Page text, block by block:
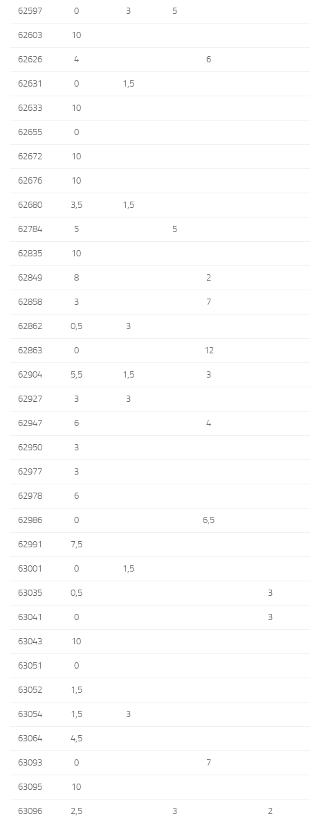
62597 0 3 5
62603 10
62626 4 6
62631 0 1,5
62633 10
62655 0
62672 10
62676 10
62680 3,5 1,5
62784 5 5
62835 10
62849 8 2
62858 3 7
62862 0,5 3
62863 0 12
62904 5,5 1,5 3
62927 3 3
62947 6 4
62950 3
62977 3
62978 6
62986 0 6,5
62991 7,5
63001 0 1,5
63035 0,5 3
63041 0 3
63043 10
63051 0
63052 1,5
63054 1,5 3
63064 4,5
63093 0 7
63095 10
63096 2,5 3 2